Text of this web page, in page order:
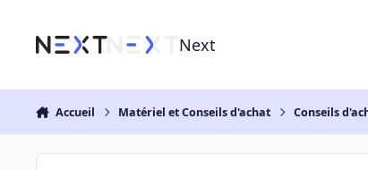
Next
Accueil Matériel et Conseils d'achat Conseils